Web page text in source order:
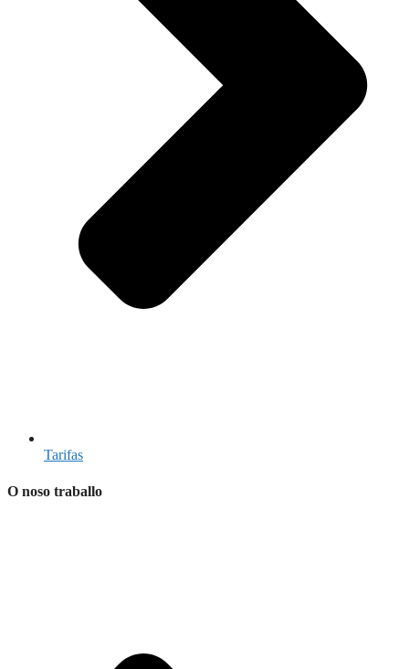
Tarifas
O noso traballo